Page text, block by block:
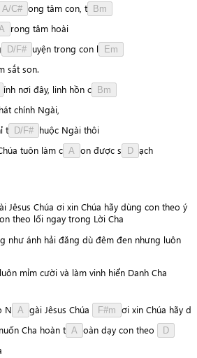
A/C# ong tâm con, t Bm
rong tâm hoài
D/F# uyện trong con l Em
sắt son.
ính nơi đây, linh hồn c Bm
hát chính Ngài,
t D/F# huộc Ngài thôi
tuôn làm c A on được s D ạch
Jêsus Chúa ơi xin Chúa hãy dùng con theo ý
theo lối ngay trong Lời Cha
như ánh hải đăng dù đêm đen nhưng luôn
mỉm cười và làm vinh hiển Danh Cha
N A gài Jêsus Chúa F#m ơi xin Chúa hãy d
Cha hoàn t A oàn dạy con theo D